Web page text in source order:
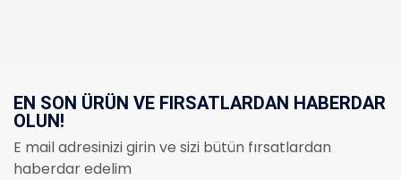
EN SON ÜRÜN VE FIRSATLARDAN HABERDAR
OLUN!
E mail adresinizi girin ve sizi bütün fırsatlardan
haberdar edelim